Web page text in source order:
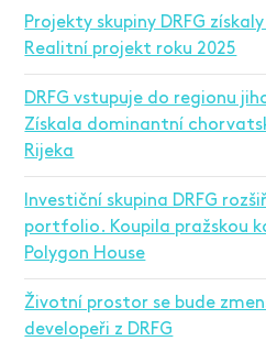
Projekty skupiny DRFG
Realitní projekt roku 2025
DRFG vstupuje do regionu
Získala dominantní
Rijeka
Investiční skupina DRFG
portfolio. Koupila pražskou
Polygon House
Životní prostor se bude
developeři z DRFG